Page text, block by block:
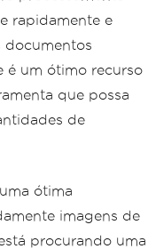
rapidamente e
documentos
é um ótimo recurso
que possa
de
ótima
imagens de
procurando uma